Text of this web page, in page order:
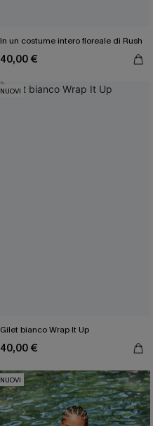
In un costume intero floreale di Rush
40,00 €
NUOVI
Gilet bianco Wrap It Up
40,00 €
NUOVI